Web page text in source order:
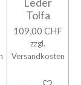
Tolfa
109,00 CHF
zzgl.
Versandkosten